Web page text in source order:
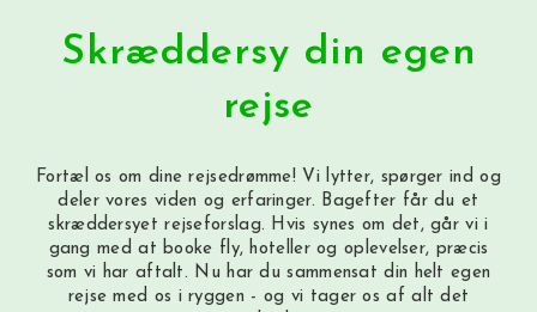
Skræddersy din egen
rejse
Fortæl os om dine rejsedrømme! Vi lytter, spørger ind og
deler vores viden og erfaringer. Bagefter får du et
skræddersyet rejseforslag. Hvis synes om det, går vi i
gang med at booke fly, hoteller og oplevelser, præcis
som vi har aftalt. Nu har du sammensat din helt egen
rejse med os i ryggen - og vi tager os af alt det